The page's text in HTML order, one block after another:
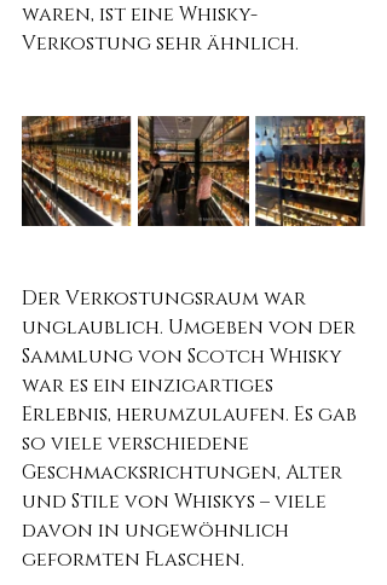
waren, ist eine Whisky-
Verkostung sehr ähnlich.
Der Verkostungsraum war
unglaublich. Umgeben von der
Sammlung von Scotch Whisky
war es ein einzigartiges
Erlebnis, herumzulaufen. Es gab
so viele verschiedene
Geschmacksrichtungen, Alter
und Stile von Whiskys – viele
davon in ungewöhnlich
geformten Flaschen.